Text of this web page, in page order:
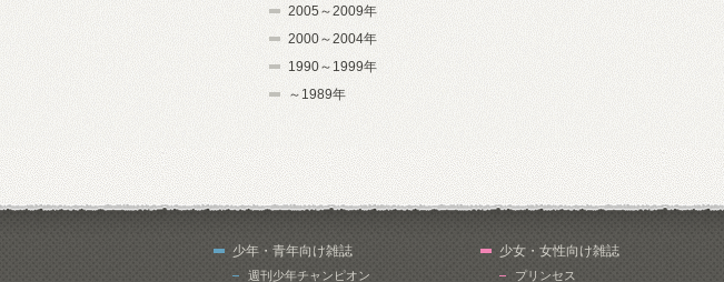
2005～2009年
2000～2004年
1990～1999年
～1989年
少年・青年向け雑誌
週刊少年チャンピオン
少女・女性向け雑誌
プリンセス